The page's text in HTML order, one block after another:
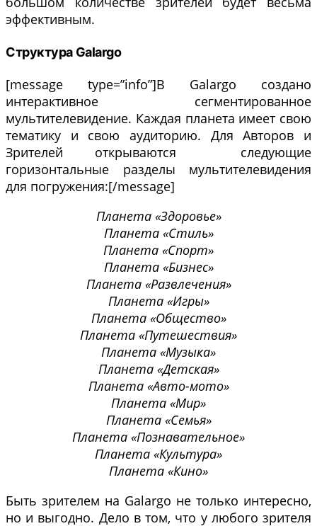
эффективным.
Структура Galargo
[message type=”info”]В Galargo создано
интерактивное сегментированное
мультителевидение. Каждая планета имеет свою
тематику и свою аудиторию. Для Авторов и
Зрителей открываются следующие
горизонтальные разделы мультителевидения
для погружения:[/message]
Планета «Здоровье»
Планета «Стиль»
Планета «Спорт»
Планета «Бизнес»
Планета «Развлечения»
Планета «Игры»
Планета «Общество»
Планета «Путешествия»
Планета «Музыка»
Планета «Детская»
Планета «Авто-мото»
Планета «Мир»
Планета «Семья»
Планета «Познавательное»
Планета «Культура»
Планета «Кино»
Быть зрителем на Galargo не только интересно,
но и выгодно. Дело в том, что у любого зрителя